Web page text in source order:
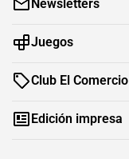
Newsletters
Juegos
Club El Comercio
Edición impresa